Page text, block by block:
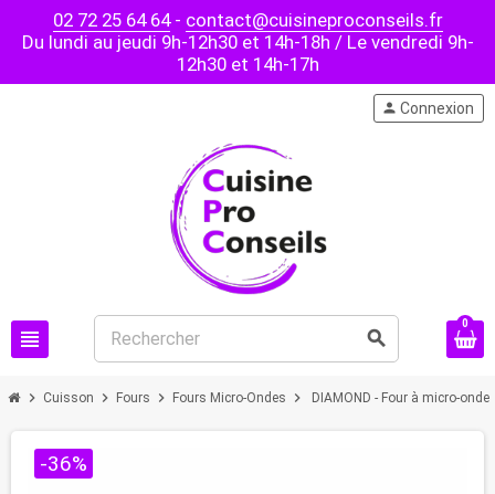
02 72 25 64 64- contact@cuisineproconseils.fr
Du lundi au jeudi 9h-12h30 et 14h-18h / Le vendredi 9h-
12h30 et 14h-17h
view_headline search
person Connexion
0
chevron_right Cuisson chevron_right Fours chevron_right Fours Micro-Ondes chevron_right DIAMOND - Four à micro-
-36%